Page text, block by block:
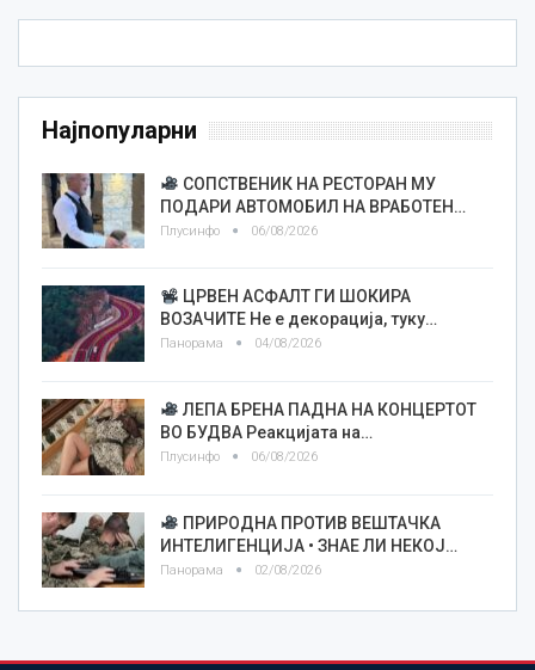
Најпопуларни
СОПСТВЕНИК НА РЕСТОРАН МУ
ПОДАРИ АВТОМОБИЛ НА ВРАБОТЕН…
Плусинфо 06/08/2026
ЦРВЕН АСФАЛТ ГИ ШОКИРА
ВОЗАЧИТЕ Не е декорација, туку…
Панорама 04/08/2026
ЛЕПА БРЕНА ПАДНА НА КОНЦЕРТОТ
ВО БУДВА Реакцијата на…
Плусинфо 06/08/2026
ПРИРОДНА ПРОТИВ ВЕШТАЧКА
ИНТЕЛИГЕНЦИЈА • ЗНАЕ ЛИ НЕКОЈ…
Панорама 02/08/2026